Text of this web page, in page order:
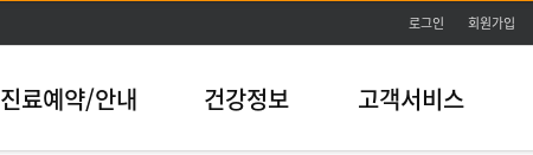
본문바로가기
로그인 회원가입
진료예약/안내 건강정보 고객서비스